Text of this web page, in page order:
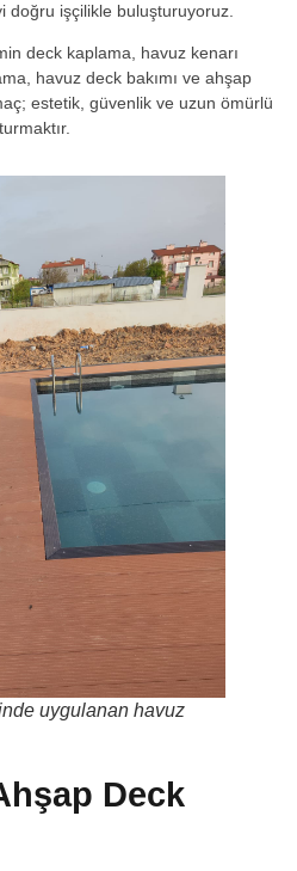
doğru işçilikle buluşturuyoruz.
deck kaplama, havuz kenarı
havuz deck bakımı ve ahşap
estetik, güvenlik ve uzun ömürlü
uygulanan havuz
Deck